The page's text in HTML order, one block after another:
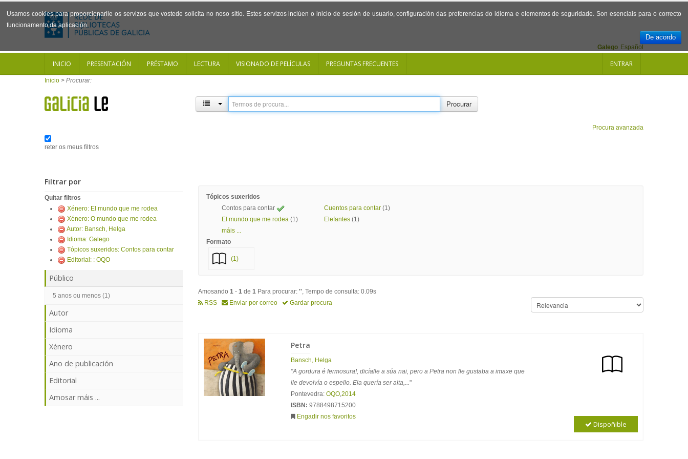
Usamos cookies para proporcionarlle os servizos que vostede solicita no noso sitio. Estes servizos inclúen o inicio de sesión de usuario, configuración das preferencias do idioma e elementos de seguridade. Son esenciais para o correcto
funcionamento da aplicación.
De acordo
Español
Galego
INICIO PRESENTACIÓN PRÉSTAMO LECTURA VISIONADO DE PELÍCULAS PREGUNTAS FRECUENTES ENTRAR
Inicio > Procurar:
Procurar
Procura avanzada
reter os meus filtros
Filtrar por
Quitar filtros
Xénero: El mundo que me rodea
Xénero: O mundo que me rodea
Autor: Bansch, Helga
Idioma: Galego
Tópicos suxeridos: Contos para contar
Editorial: : OQO
Público
5 anos ou menos (1)
Autor
Idioma
Xénero
Ano de publicación
Editorial
Amosar máis ...
Tópicos suxeridos
Contos para contar
Cuentos para contar (1)
El mundo que me rodea (1) Elefantes (1)
máis ...
Formato
(1)
Amosando 1 - 1 de 1 Para procurar: '', Tempo de consulta: 0.09s
RSS
Enviar por correo Gardar procura
Petra
Bansch, Helga
"A gordura é fermosura!, dicíalle a súa nai, pero a Petra non lle gustaba a imaxe que
lle devolvía o espello. Ela quería ser alta,..."
Pontevedra: OQO,2014
ISBN: 9788498715200
Engadir nos favoritos
Dispoñible